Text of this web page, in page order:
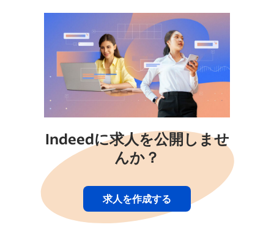
Indeedに求人を公開しませ
んか？
求人を作成する